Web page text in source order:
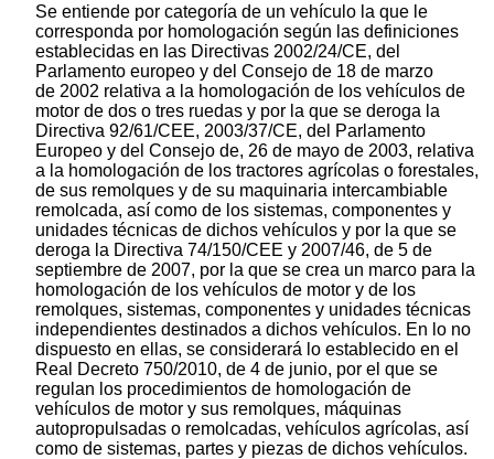
Se entiende por categoría de un vehículo la que le
corresponda por homologación según las definiciones
establecidas en las Directivas 2002/24/CE, del
Parlamento europeo y del Consejo de 18 de marzo
de 2002 relativa a la homologación de los vehículos de
motor de dos o tres ruedas y por la que se deroga la
Directiva 92/61/CEE, 2003/37/CE, del Parlamento
Europeo y del Consejo de, 26 de mayo de 2003, relativa
a la homologación de los tractores agrícolas o forestales,
de sus remolques y de su maquinaria intercambiable
remolcada, así como de los sistemas, componentes y
unidades técnicas de dichos vehículos y por la que se
deroga la Directiva 74/150/CEE y 2007/46, de 5 de
septiembre de 2007, por la que se crea un marco para la
homologación de los vehículos de motor y de los
remolques, sistemas, componentes y unidades técnicas
independientes destinados a dichos vehículos. En lo no
dispuesto en ellas, se considerará lo establecido en el
Real Decreto 750/2010, de 4 de junio, por el que se
regulan los procedimientos de homologación de
vehículos de motor y sus remolques, máquinas
autopropulsadas o remolcadas, vehículos agrícolas, así
como de sistemas, partes y piezas de dichos vehículos.